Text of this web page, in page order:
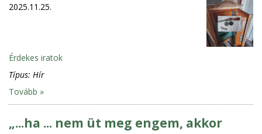
2025.11.25.
Érdekes iratok
Típus: Hír
Tovább »
„...ha ... nem üt meg engem, akkor